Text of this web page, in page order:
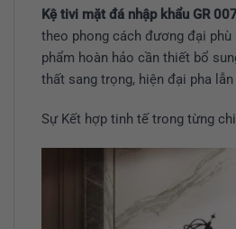
Kệ tivi mặt đá nhập khẩu GR
theo phong cách đương đại phù
phẩm hoàn hảo cần thiết bổ
thất sang trọng, hiện đại pha
Sự Kết hợp tinh tế trong từng